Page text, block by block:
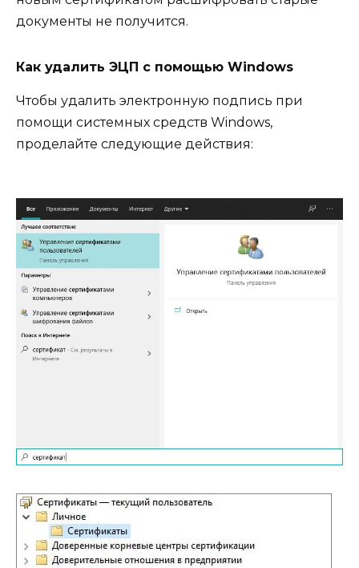
документы не получится.
Как удалить ЭЦП с помощью Windows
Чтобы удалить электронную подпись при
помощи системных средств Windows,
проделайте следующие действия: